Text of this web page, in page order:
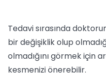
Tedavi sırasında
bir değişiklik olup
olmadığını görmek için
kesmenizi önerebilir.